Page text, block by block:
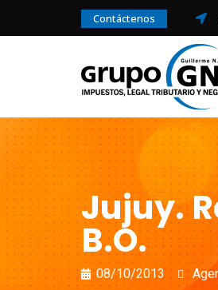
Contáctenos
Jujuy.
B.O.
08/10/2013